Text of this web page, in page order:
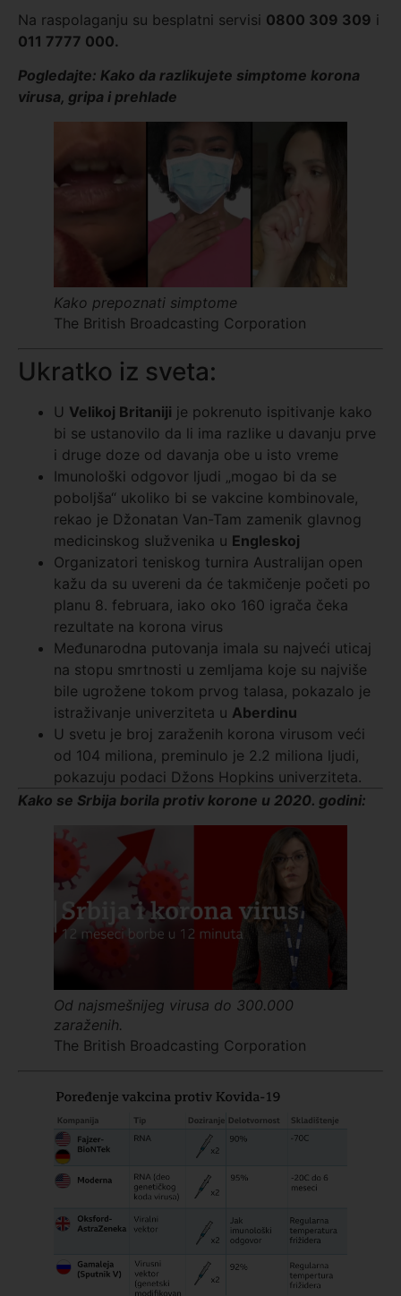
Na raspolaganju su besplatni servisi 0800 309 309 i
011 7777 000.
Pogledajte: Kako da razlikujete simptome korona
virusa, gripa i prehlade
Kako prepoznati simptome
The British Broadcasting Corporation
Ukratko iz sveta:
U Velikoj Britaniji je pokrenuto ispitivanje kako
bi se ustanovilo da li ima razlike u davanju prve
i druge doze od davanja obe u isto vreme
Imunološki odgovor ljudi „mogao bi da se
poboljša“ ukoliko bi se vakcine kombinovale,
rekao je Džonatan Van-Tam zamenik glavnog
medicinskog služvenika u Engleskoj
Organizatori teniskog turnira Australijan open
kažu da su uvereni da će takmičenje početi po
planu 8. februara, iako oko 160 igrača čeka
rezultate na korona virus
Međunarodna putovanja imala su najveći uticaj
na stopu smrtnosti u zemljama koje su najviše
bile ugrožene tokom prvog talasa, pokazalo je
istraživanje univerziteta u Aberdinu
U svetu je broj zaraženih korona virusom veći
od 104 miliona, preminulo je 2.2 miliona ljudi,
pokazuju podaci Džons Hopkins univerziteta.
Kako se Srbija borila protiv korone u 2020. godini:
Od najsmešnijeg virusa do 300.000
zaraženih.
The British Broadcasting Corporation